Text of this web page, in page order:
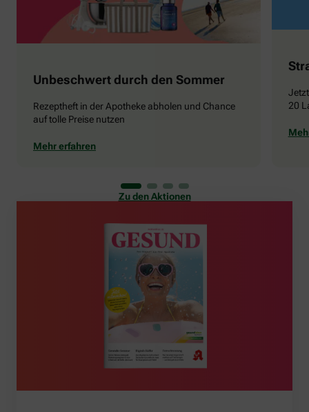
Unbeschwert durch den Sommer
Rezeptheft in der Apotheke abholen und Chance
auf tolle Preise nutzen
Mehr erfahren
20
Zu den Aktionen